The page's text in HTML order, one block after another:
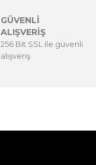
GÜVENLİ
ALIŞVERİŞ
256 Bit SSL ile güvenli
alışveriş